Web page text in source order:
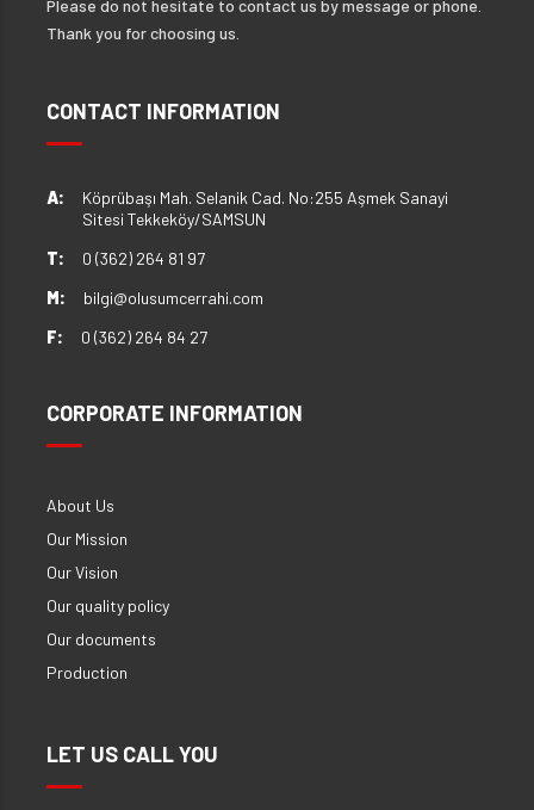
Please do not hesitate to contact us by message or phone.
Thank you for choosing us.
CONTACT INFORMATION
A:
Köprübaşı Mah. Selanik Cad. No:255 Aşmek Sanayi
Sitesi Tekkeköy/SAMSUN
T:
0 (362) 264 81 97
M:
bilgi@olusumcerrahi.com
F:
0 (362) 264 84 27
CORPORATE INFORMATION
About Us
Our Mission
Our Vision
Our quality policy
Our documents
Production
LET US CALL YOU